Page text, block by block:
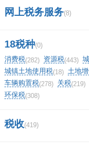
2019年
东方财富沪
网上税务服务(8)
18税种(0)
消费税(282) 资源税(443)
城镇土地使用税(18) 土地
车辆购置税(278) 关税(219)
环保税(308)
税收(419)